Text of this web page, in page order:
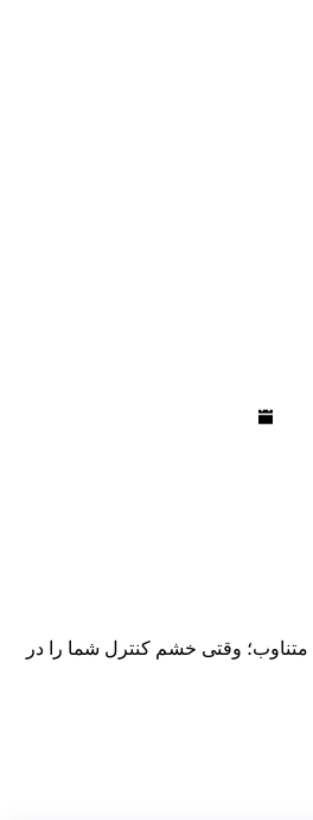
متناوب؛ وقتی خشم کنترل شما را در